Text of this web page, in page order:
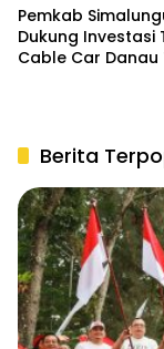
Pemkab
Dukung Investasi
Cable Car Danau
Berita